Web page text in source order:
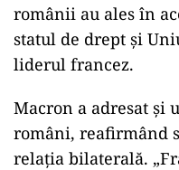
românii au ales în
statul de drept și
liderul francez.
Macron a adresat și
români, reafirmând
relația bilaterală. „